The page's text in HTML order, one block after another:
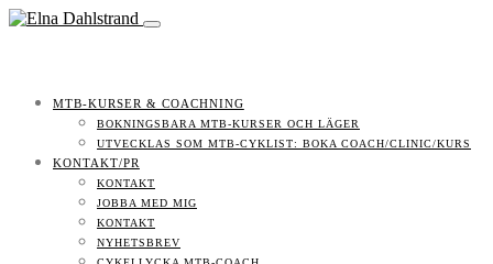
MTB-KURSER & COACHNING
BOKNINGSBARA MTB-KURSER OCH LÄGER
UTVECKLAS SOM MTB-CYKLIST: BOKA COACH/CLINIC/KURS
KONTAKT/PR
KONTAKT
JOBBA MED MIG
KONTAKT
NYHETSBREV